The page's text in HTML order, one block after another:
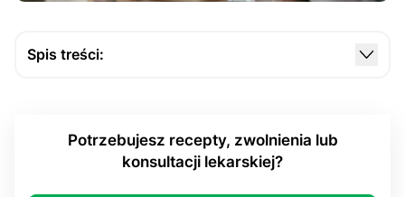
Spis treści:
Zalecenia dotyczące częstotliwości badań RTG
Potrzebujesz recepty, zwolnienia lub
konsultacji lekarskiej?